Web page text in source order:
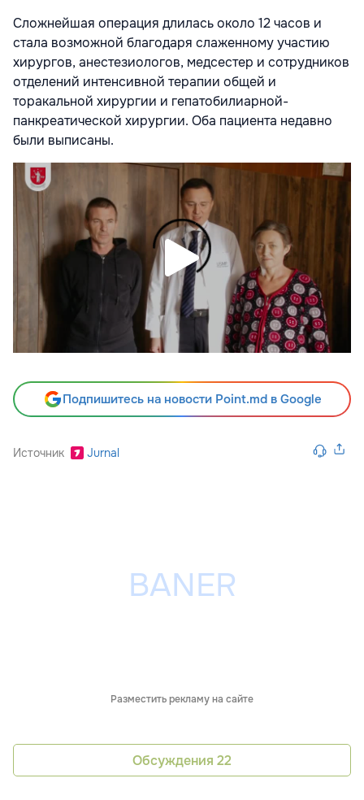
Сложнейшая операция длилась около 12 часов и
стала возможной благодаря слаженному участию
хирургов, анестезиологов, медсестер и сотрудников
отделений интенсивной терапии общей и
торакальной хирургии и гепатобилиарной-
панкреатической хирургии. Оба пациента недавно
были выписаны.
Подпишитесь на новости Point.md в Google
Источник Jurnal
Разместить рекламу на сайте
Обсуждения 22